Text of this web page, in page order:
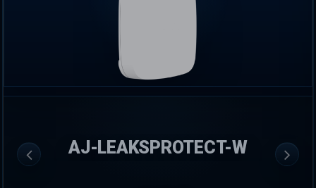
AJ-LEAKSPROTECT-W